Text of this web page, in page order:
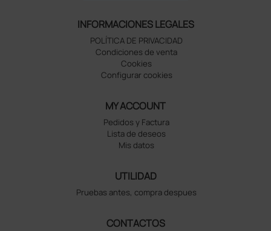
INFORMACIONES LEGALES
POLÍTICA DE PRIVACIDAD
Condiciones de venta
Cookies
Configurar cookies
MY ACCOUNT
Pedidos y Factura
Lista de deseos
Mis datos
UTILIDAD
Pruebas antes, compra despues
CONTACTOS